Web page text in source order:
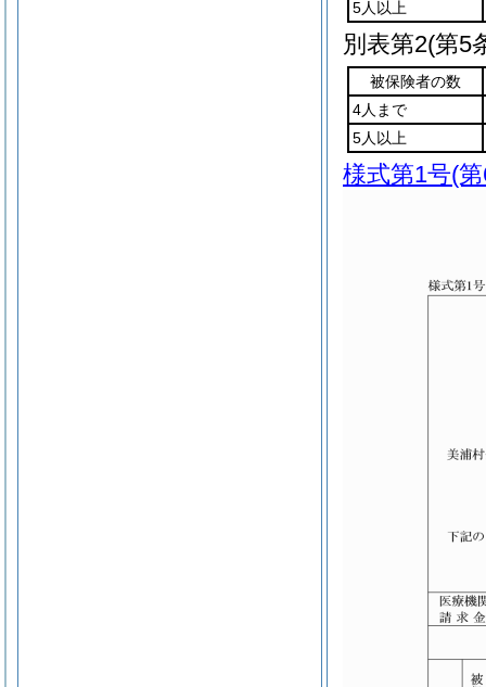
5人以上
別表第2(第5
被保険者の数
4人まで
5人以上
様式第1号(